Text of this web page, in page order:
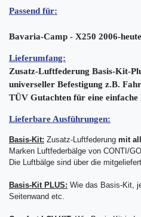
Passend für:
Bavaria-Camp - X250 2006-heute
Lieferumfang:
Zusatz-Luftfederung Basis-Kit-
universeller Befestigung z.B.
TÜV Gutachten für eine
Lieferbare Ausführungen:
Basis-Kit: Zusatz-Luftfederung mit
Marken Luftfederbälge von CONTI/
Die Luftbälge sind über die
Basis-Kit PLUS: Wie das Basis-Kit,
Seitenwand etc.